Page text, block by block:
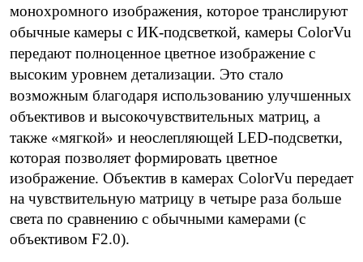
монохромного изображения, которое транслируют
обычные камеры с ИК-подсветкой, камеры ColorVu
передают полноценное цветное изображение с
высоким уровнем детализации. Это стало
возможным благодаря использованию улучшенных
объективов и высокочувствительных матриц, а
также «мягкой» и неослепляющей LED-подсветки,
которая позволяет формировать цветное
изображение. Объектив в камерах ColorVu передает
на чувствительную матрицу в четыре раза больше
света по сравнению с обычными камерами (с
объективом F2.0).